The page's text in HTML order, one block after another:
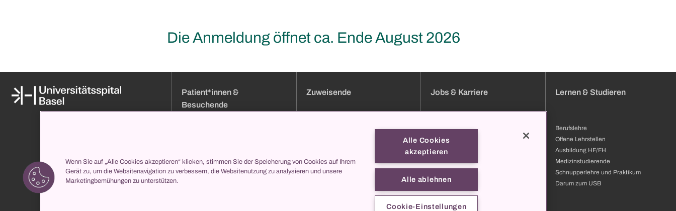
Die Anmeldung öffnet ca. Ende August 2026
Klinikverzeichnis
propatient
Patient*innen &
Besuchende
Eintritt
Ihr Aufenthalt bei uns
Zuweisende
Onlineformulare
collegis
Jobs & Karriere
Jobs
Bewerbung
Weiterbildung & Entwicklung
Kontakt
Lernen & Studieren
Berufslehre
Offene Lehrstellen
Ausbildung HF/FH
Medizinstudierende
Schnupperlehre und Praktikum
Darum zum USB
Wenn Sie auf „Alle Cookies akzeptieren“ klicken, stimmen Sie der Speicherung von Cookies auf Ihrem
Gerät zu, um die Websitenavigation zu verbessern, die Websitenutzung zu analysieren und unsere
Marketingbemühungen zu unterstützen.
Alle Cookies
akzeptieren
Alle ablehnen
Cookie-Einstellungen